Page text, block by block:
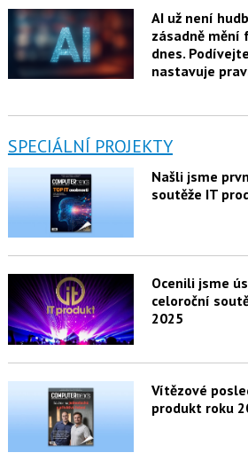
AI už není
zásadně mění
dnes.
nastavuje
SPECIÁLNÍ PROJEKTY
Našli jsme
soutěže IT
Ocenili jsme
celoroční
2025
Vítězové
produkt roku